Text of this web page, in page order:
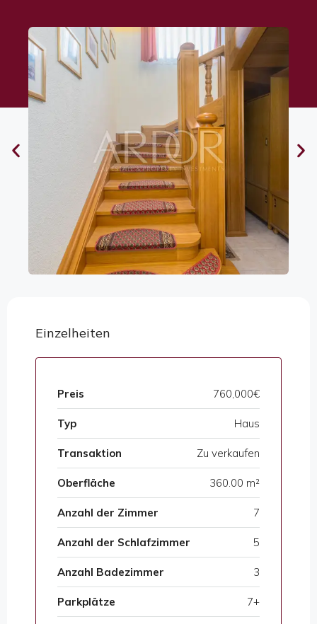
Einzelheiten
Preis 760,000€
Typ Haus
Transaktion Zu verkaufen
Oberfläche 360.00 m²
Anzahl der Zimmer 7
Anzahl der Schlafzimmer 5
Anzahl Badezimmer 3
Parkplätze 7+